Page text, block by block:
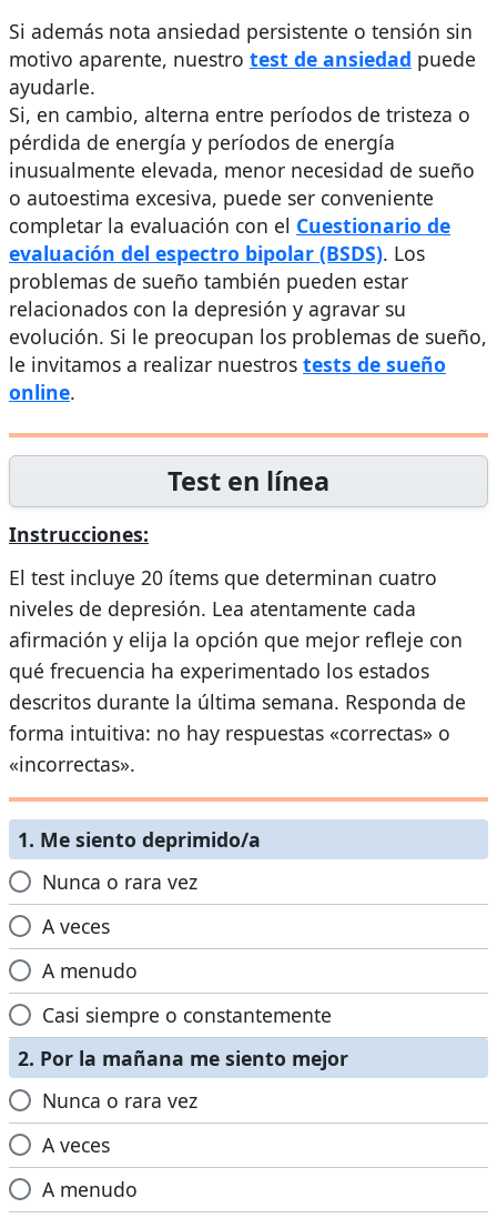
Si además nota ansiedad persistente o tensión sin
motivo aparente, nuestro test de ansiedad puede
ayudarle.
Si, en cambio, alterna entre períodos de tristeza o
pérdida de energía y períodos de energía
inusualmente elevada, menor necesidad de sueño
o autoestima excesiva, puede ser conveniente
completar la evaluación con el Cuestionario de
evaluación del espectro bipolar (BSDS). Los
problemas de sueño también pueden estar
relacionados con la depresión y agravar su
evolución. Si le preocupan los problemas de sueño,
le invitamos a realizar nuestros tests de sueño
online.
Test en línea
Instrucciones:
El test incluye 20 ítems que determinan cuatro
niveles de depresión. Lea atentamente cada
afirmación y elija la opción que mejor refleje con
qué frecuencia ha experimentado los estados
descritos durante la última semana. Responda de
forma intuitiva: no hay respuestas «correctas» o
«incorrectas».
1. Me siento deprimido/a
Nunca o rara vez
A veces
A menudo
Casi siempre o constantemente
2. Por la mañana me siento mejor
Nunca o rara vez
A veces
A menudo